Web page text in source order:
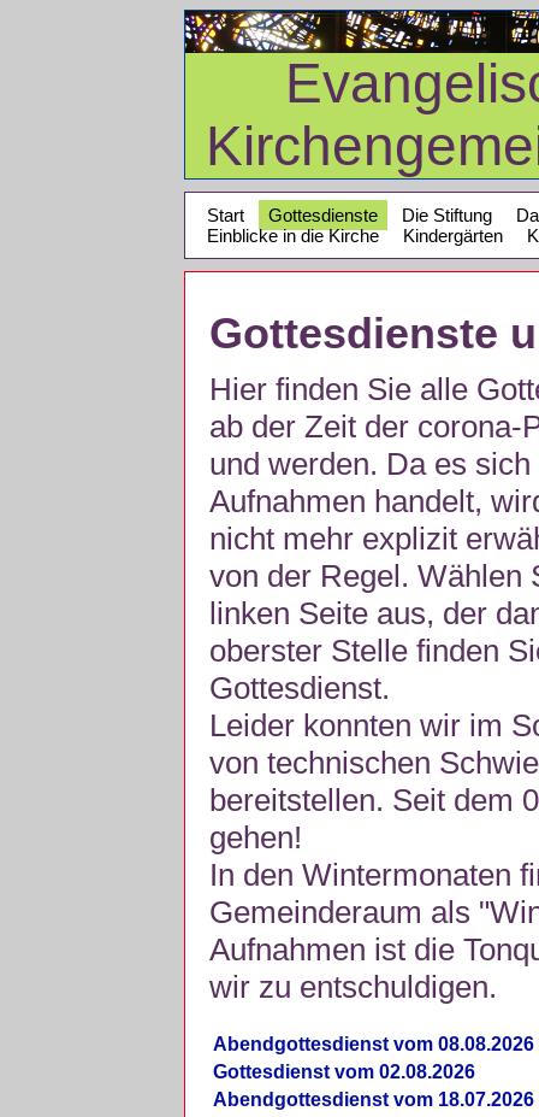
Start Gottesdienste Die Stiftung
Einblicke in die Kirche
Kindergärten
Gottesdienste
Hier finden Sie alle
ab der Zeit der corona-
und werden. Da es
Aufnahmen handelt,
nicht mehr explizit
von der Regel. Wählen
linken Seite aus, der
oberster Stelle finden
Gottesdienst.
Leider konnten wir im
von technischen
bereitstellen. Seit dem
gehen!
In den Wintermonaten
Gemeinderaum als
Aufnahmen ist die
wir zu entschuldigen.
Abendgottesdienst vom 08.08.2026
Gottesdienst vom 02.08.2026
Abendgottesdienst vom 18.07.2026